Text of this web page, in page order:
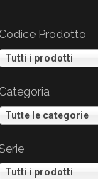
Codice Prodotto
Tutti i prodotti
Categoria
Tutte le categorie
Tutti i prodotti